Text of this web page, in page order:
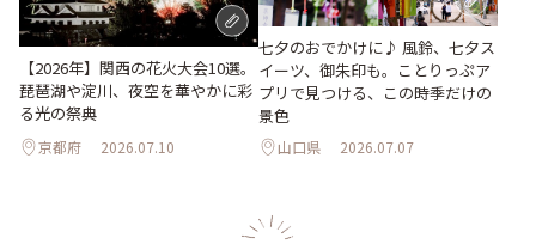
【2026年】関西の花火大会10選。
琵琶湖や淀川、夜空を華やかに彩
る光の祭典
京都府 2026.07.10
七夕のおでかけに♪ 風鈴、七夕ス
イーツ、御朱印も。ことりっぷア
プリで見つける、この時季だけの
景色
山口県 2026.07.07